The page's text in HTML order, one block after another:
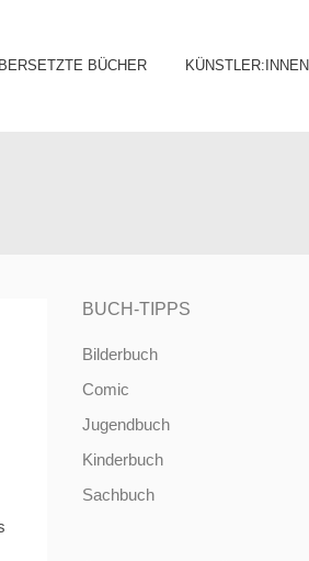
Skip
BÜCHER KÜNSTLER:INNEN
BUCH-TIPPS
Bilderbuch
Comic
Jugendbuch
Kinderbuch
Sachbuch